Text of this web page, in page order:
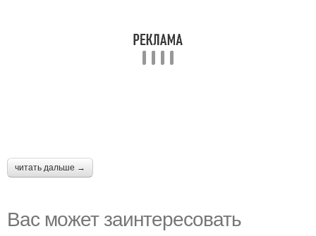
читать дальше →
Вас может заинтересовать